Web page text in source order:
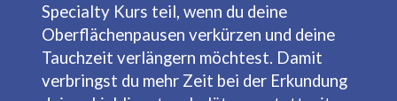
Specialty Kurs teil, wenn du deine
Oberflächenpausen verkürzen und deine
Tauchzeit verlängern möchtest. Damit
verbringst du mehr Zeit bei der Erkundung